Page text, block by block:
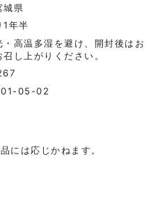
城県
1年半
・高温多湿を避け、開封後はお
し上がりください。
05-02
には応じかねます。